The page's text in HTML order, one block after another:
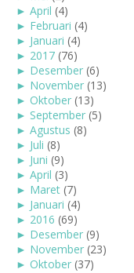
► April (4)
► Februari (4)
► Januari (4)
► 2017 (76)
► Desember (6)
► November (13)
► Oktober (13)
► September (5)
► Agustus (8)
► Juli (8)
► Juni (9)
► April (3)
► Maret (7)
► Januari (4)
► 2016 (69)
► Desember (9)
► November (23)
► Oktober (37)